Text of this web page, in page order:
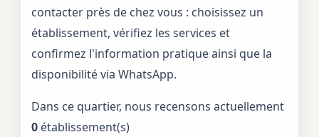
contacter près de chez vous : choisissez un
établissement, vérifiez les services et
confirmez l'information pratique ainsi que la
disponibilité via WhatsApp.
Dans ce quartier, nous recensons actuellement
0 établissement(s)